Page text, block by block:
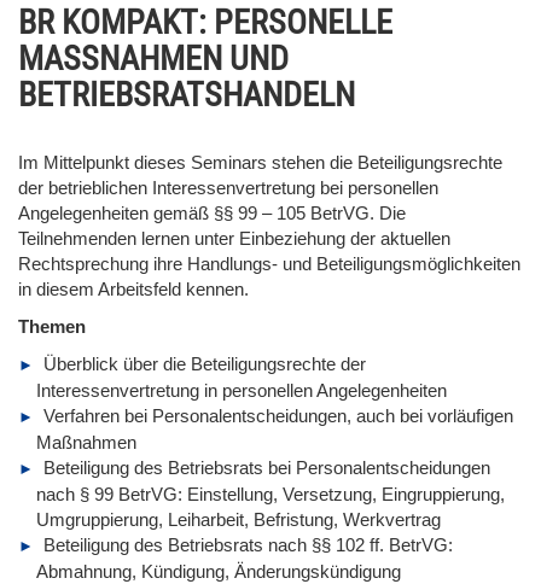
BR KOMPAKT: PERSONELLE
MASSNAHMEN UND
BETRIEBSRATSHANDELN
Im Mittelpunkt dieses Seminars stehen die Beteiligungsrechte
der betrieblichen Interessenvertretung bei personellen
Angelegenheiten gemäß §§ 99 – 105 BetrVG. Die
Teilnehmenden lernen unter Einbeziehung der aktuellen
Rechtsprechung ihre Handlungs- und Beteiligungsmöglichkeiten
in diesem Arbeitsfeld kennen.
Themen
Überblick über die Beteiligungsrechte der
Interessenvertretung in personellen Angelegenheiten
Verfahren bei Personalentscheidungen, auch bei vorläufigen
Maßnahmen
Beteiligung des Betriebsrats bei Personalentscheidungen
nach § 99 BetrVG: Einstellung, Versetzung, Eingruppierung,
Umgruppierung, Leiharbeit, Befristung, Werkvertrag
Beteiligung des Betriebsrats nach §§ 102 ff. BetrVG:
Abmahnung, Kündigung, Änderungskündigung